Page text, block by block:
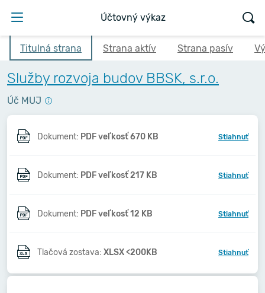
Účtovný výkaz
Titulná strana Strana aktív Strana pasív
Služby rozvoja budov BBSK, s.r.o.
Úč MUJ
Dokument: PDF veľkosť 670 KB Stiahnuť
Dokument: PDF veľkosť 217 KB Stiahnuť
Dokument: PDF veľkosť 12 KB Stiahnuť
Tlačová zostava: XLSX <200KB Stiahnuť